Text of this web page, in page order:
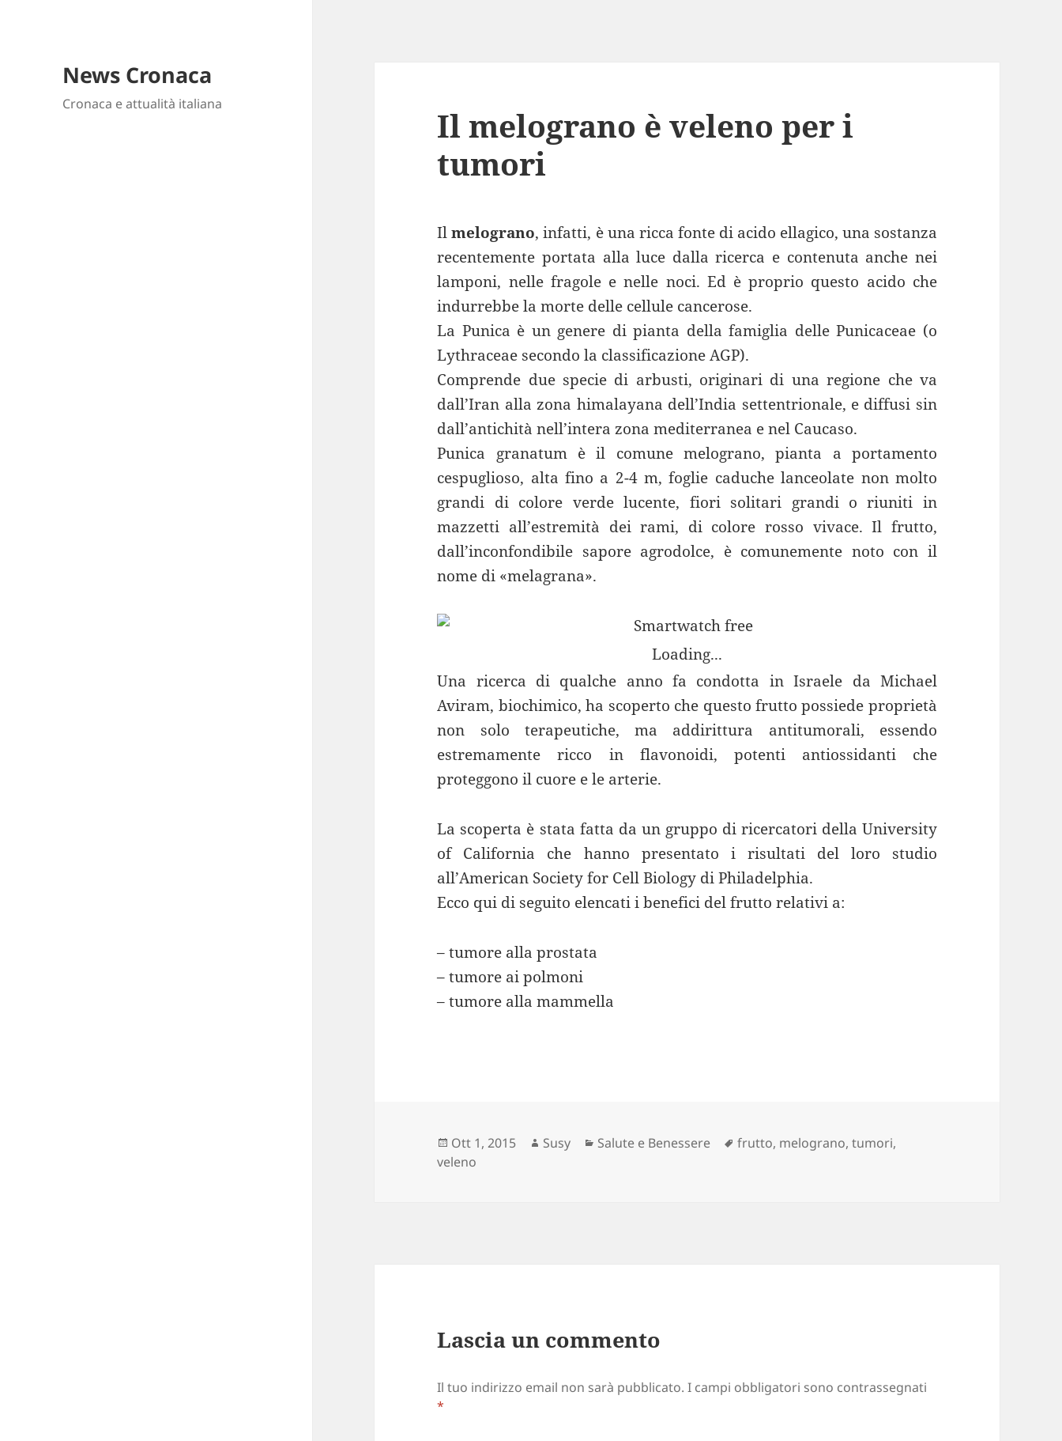
News Cronaca
Cronaca e attualità italiana
Il melograno è veleno per i
tumori
Ilmelograno, infatti, è una ricca fonte di acido ellagico, una sostanza
recentemente portata alla luce dalla ricerca e contenuta anche nei
lamponi, nelle fragole e nelle noci. Ed è proprio questo acido che
indurrebbe la morte delle cellule cancerose.
La Punica è un genere di pianta della famiglia delle Punicaceae (o
Lythraceae secondo la classificazione AGP).
Comprende due specie di arbusti, originari di una regione che va
dall’Iran alla zona himalayana dell’India settentrionale, e diffusi sin
dall’antichità nell’intera zona mediterranea e nel Caucaso.
Punica granatum è il comune melograno, pianta a portamento
cespuglioso, alta fino a 2-4 m, foglie caduche lanceolate non molto
grandi di colore verde lucente, fiori solitari grandi o riuniti in
mazzetti all’estremità dei rami, di colore rosso vivace. Il frutto,
dall’inconfondibile sapore agrodolce, è comunemente noto con il
nome di «melagrana».
Loading...
Una ricerca di qualche anno fa condotta in Israele da Michael
Aviram, biochimico, ha scoperto che questo frutto possiede proprietà
non solo terapeutiche, ma addirittura antitumorali, essendo
estremamente ricco in flavonoidi, potenti antiossidanti che
proteggono il cuore e le arterie.
La scoperta è stata fatta da un gruppo di ricercatori della University
of California che hanno presentato i risultati del loro studio
all’American Society for Cell Biology di Philadelphia.
Ecco qui di seguito elencati i benefici del frutto relativi a:
– tumore alla prostata
– tumore ai polmoni
– tumore alla mammella
Scritto
il
Ott 1, 2015 Autore
Susy Categorie
Salute e Benessere Tag
frutto, melograno,tumori,
veleno
Lascia un commento
Il tuo indirizzo email non sarà pubblicato. I campi obbligatori sono contrassegnati
*